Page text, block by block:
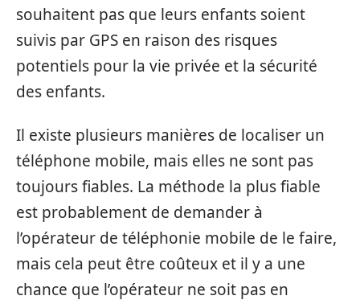
souhaitent pas que leurs enfants soient
suivis par GPS en raison des risques
potentiels pour la vie privée et la sécurité
des enfants.
Il existe plusieurs manières de localiser un
téléphone mobile, mais elles ne sont pas
toujours fiables. La méthode la plus fiable
est probablement de demander à
l’opérateur de téléphonie mobile de le faire,
mais cela peut être coûteux et il y a une
chance que l’opérateur ne soit pas en